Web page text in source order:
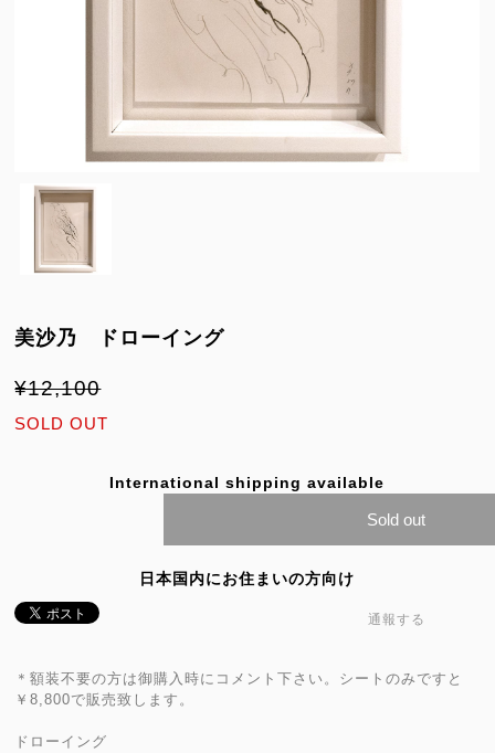
美沙乃 ドローイング
¥12,100
SOLD OUT
International shipping available
Sold out
日本国内にお住まいの方向け
通報する
＊額装不要の方は御購入時にコメント下さい。シートのみですと
￥8,800で販売致します。
ドローイング